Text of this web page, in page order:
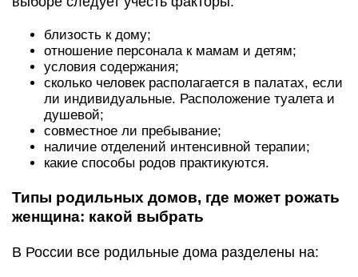
близость к дому;
отношение персонала к мамам и детям;
условия содержания;
сколько человек располагается в палатах, если
ли индивидуальные. Расположение туалета и
душевой;
совместное ли пребывание;
наличие отделений интенсивной терапии;
какие способы родов практикуются.
Типы родильных домов, где может рожать
женщина: какой выбрать
В России все родильные дома разделены на: